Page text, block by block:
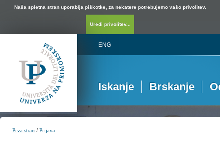
Naša spletna stran uporablja piškotke, za nekatere potrebujemo vašo privolitev.
Uredi privolitev...
ENG
Iskanje Brskanje
Prva stran /Prijava